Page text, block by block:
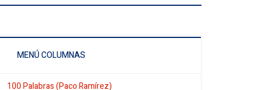
MENÚ COLUMNAS
100 Palabras (Paco Ramírez)